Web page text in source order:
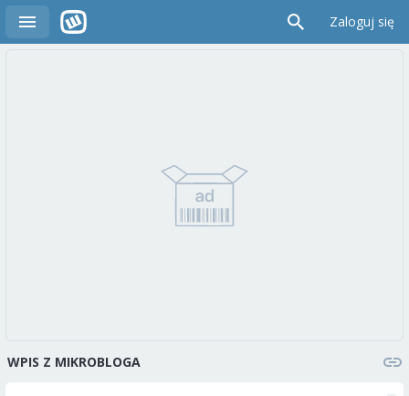
Zaloguj się
WPIS Z MIKROBLOGA